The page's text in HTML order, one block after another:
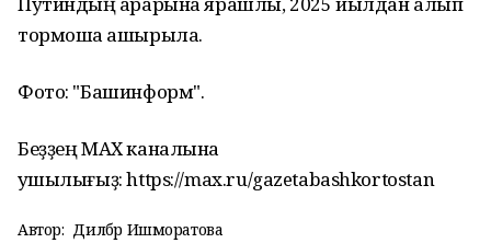
тормошҡа ашырыла.
Фото: "Башинформ".
Беҙҙең МАХ каналына
ҡушылығыҙ: https://max.ru/gazetabashkortostan
Автор: Дилбәр Ишморатова